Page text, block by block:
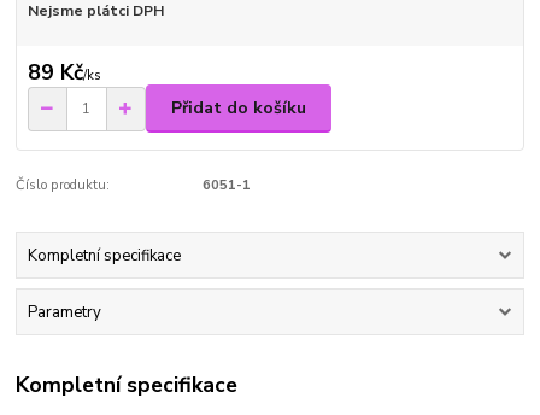
Nejsme plátci DPH
89 Kč/ks
Přidat do košíku
Číslo produktu: 6051-1
Kompletní specifikace
Parametry
Kompletní specifikace